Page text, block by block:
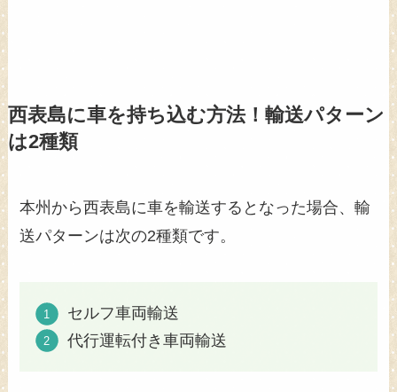
西表島に車を持ち込む方法！輸送パターン
は2種類
本州から西表島に車を輸送するとなった場合、輸
送パターンは次の2種類です。
セルフ車両輸送
代行運転付き車両輸送